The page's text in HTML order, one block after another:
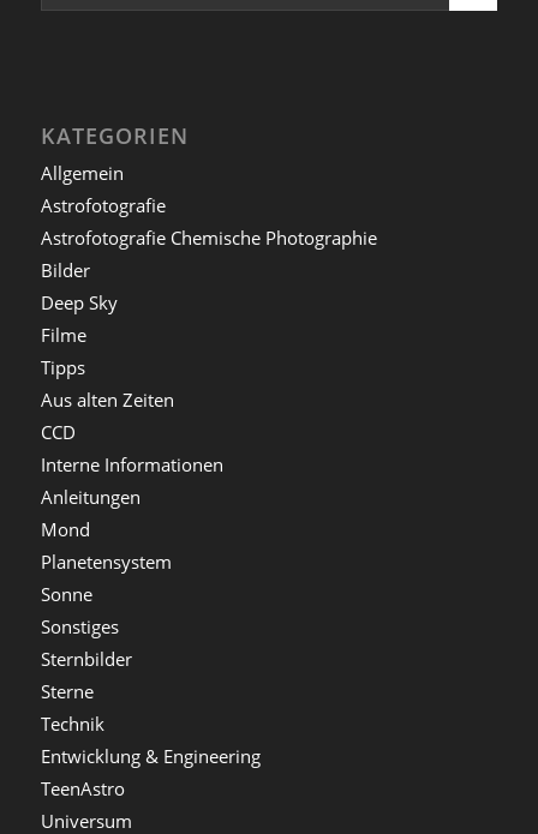
KATEGORIEN
Allgemein
Astrofotografie
Astrofotografie Chemische Photographie
Bilder
Deep Sky
Filme
Tipps
Aus alten Zeiten
CCD
Interne Informationen
Anleitungen
Mond
Planetensystem
Sonne
Sonstiges
Sternbilder
Sterne
Technik
Entwicklung & Engineering
TeenAstro
Universum